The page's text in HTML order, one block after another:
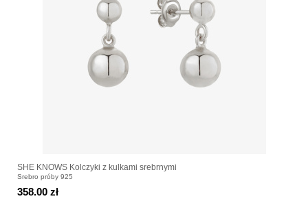
SHE KNOWS Kolczyki z kulkami srebrnymi
Srebro próby 925
358.00 zł